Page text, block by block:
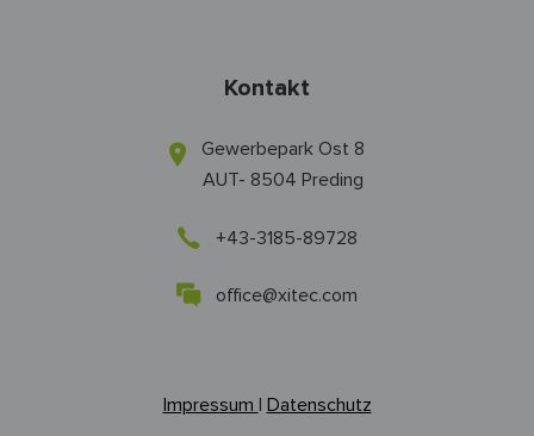
Kontakt
Gewerbepark Ost 8
AUT- 8504 Preding
+43-3185-89728
office@xitec.com
Impressum Datenschutz